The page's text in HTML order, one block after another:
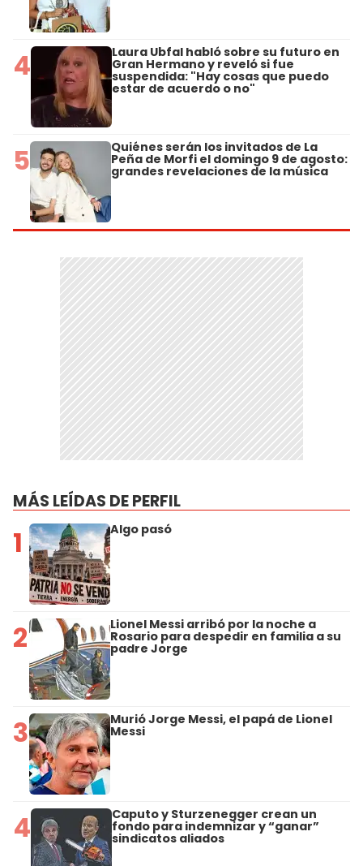
4 Laura Ubfal habló sobre su futuro en
Gran Hermano y reveló si fue
suspendida: "Hay cosas que puedo
estar de acuerdo o no"
5 Quiénes serán los invitados de La
Peña de Morfi el domingo 9 de agosto:
grandes revelaciones de la música
MÁS LEÍDAS DE PERFIL
1 Algo pasó
2 Lionel Messi arribó por la noche a
Rosario para despedir en familia a su
padre Jorge
3 Murió Jorge Messi, el papá de Lionel
Messi
4 Caputo y Sturzenegger crean un
fondo para indemnizar y “ganar”
sindicatos aliados